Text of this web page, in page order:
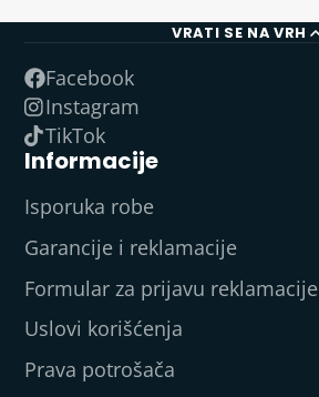
VRATI SE NA VRH
Facebook
Instagram
TikTok
Informacije
Isporuka robe
Garancije i reklamacije
Formular za prijavu reklamacije
Uslovi korišćenja
Prava potrošača